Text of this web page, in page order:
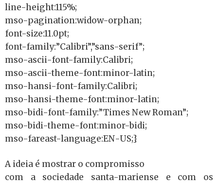
line-height:115%;
mso-pagination:widow-orphan;
font-size:11.0pt;
font-family:”Calibri”,”sans-serif”;
mso-ascii-font-family:Calibri;
mso-ascii-theme-font:minor-latin;
mso-hansi-font-family:Calibri;
mso-hansi-theme-font:minor-latin;
mso-bidi-font-family:”Times New Roman”;
mso-bidi-theme-font:minor-bidi;
mso-fareast-language:EN-US;}
A ideia é mostrar o compromisso
com a sociedade santa-mariense e com os